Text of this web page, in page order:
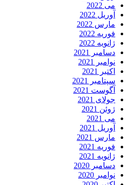
می 2022
آوریل 2022
مارس 2022
فوریه 2022
ژانویه 2022
دسامبر 2021
نوامبر 2021
اکتبر 2021
سپتامبر 2021
آگوست 2021
جولای 2021
ژوئن 2021
می 2021
آوریل 2021
مارس 2021
فوریه 2021
ژانویه 2021
دسامبر 2020
نوامبر 2020